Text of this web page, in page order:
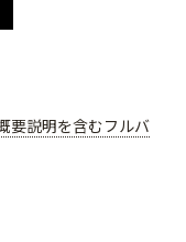
要説明を含むフルバ